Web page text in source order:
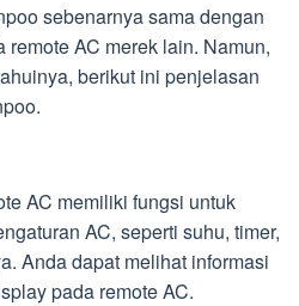
sebenarnya sama dengan
AC merek lain. Namun,
berikut ini penjelasan
AC memiliki fungsi untuk
AC, seperti suhu, timer,
Anda dapat melihat informasi
pada remote AC.